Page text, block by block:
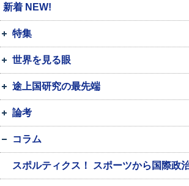
新着 NEW!
特集
世界を見る眼
途上国研究の最先端
論考
コラム
スポルティクス！ スポーツから国際政